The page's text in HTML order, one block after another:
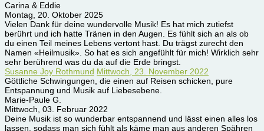
Carina & Eddie
Montag, 20. Oktober 2025
Vielen Dank für deine wundervolle Musik! Es hat mich zutiefst
berührt und ich hatte Tränen in den Augen. Es fühlt sich an als ob
du einen Teil meines Lebens vertont hast. Du trägst zurecht den
Namen «Heilmusik». So hat es sich angefühlt für mich! Wirklich sehr
sehr berührend was du da auf die Erde bringst.
Susanne Joy Rothmund Mittwoch, 23. November 2022
Göttliche Schwingungen, die einen auf Reisen schicken, pure
Entspannung und Musik auf Liebesebene.
Marie-Paule G.
Mittwoch, 03. Februar 2022
Deine Musik ist so wunderbar entspannend und lässt einen alles los
lassen, sodass man sich fühlt als käme man aus anderen Spähren